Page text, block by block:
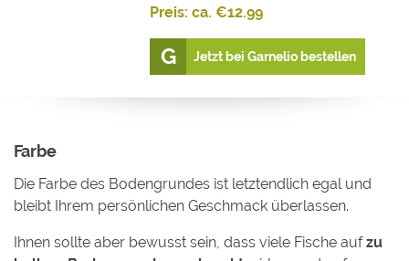
Preis: ca.€12.99
Jetzt bei Garnelio bestellen
Farbe
Die Farbe des Bodengrundes ist letztendlich egal und
bleibt Ihrem persönlichen Geschmack überlassen.
Ihnen sollte aber bewusst sein, dass viele Fische aufzu